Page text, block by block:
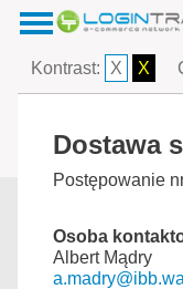
Kontrast: X X
Dostawa
Postępowanie
Osoba
Albert Mądry